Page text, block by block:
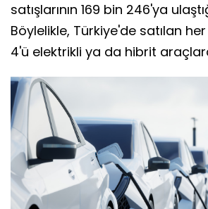
satışlarının 169 bin 246'ya
Böylelikle, Türkiye'de satılan
4'ü elektrikli ya da hibrit